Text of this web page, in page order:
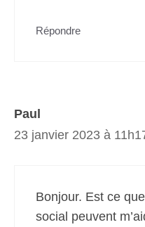
Répondre
Paul
23 janvier 2023 à
Bonjour. Est ce
social peuvent